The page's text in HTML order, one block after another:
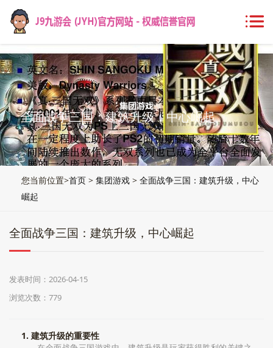
全面战争三国：建筑升级，中心崛起
您当前位置>首页 > 集团游戏 > 全面战争三国：建筑升级，中心
崛起
全面战争三国：建筑升级，中心崛起
发表时间：2026-04-15
浏览次数：779
1. 建筑升级的重要性